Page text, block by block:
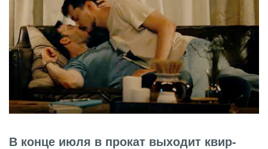
В конце июля в прокат выходит квир-